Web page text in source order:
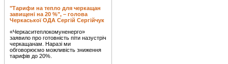
"Тарифи на тепло для черкащан
завищені на 20 %", – голова
Черкаської ОДА Сергій Сергійчук
«Черкаситеплокомуненерго»
заявило про готовність піти назустріч
черкащанам. Наразі ми
обговорюємо можливість зниження
тарифів до 20%.